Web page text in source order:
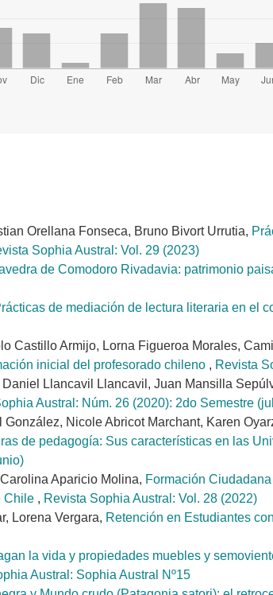
Orellana Fonseca, Bruno Bivort Urrutia,
Sophia Austral: Vol. 29 (2023)
de Comodoro Rivadavia: patrimonio
de mediación de lectura literaria en el
Castillo Armijo, Lorna Figueroa Morales,
inicial del profesorado chileno , Revista
Llancavil Llancavil, Juan Mansilla
Austral: Núm. 26 (2020): 2do Semestre
Nicole Abricot Marchant, Karen
de pedagogía: Sus características en las
Aparicio Molina, Formación
Chile , Revista Sophia Austral: Vol. 28 (2022)
Lorena Vergara, Retención en Estudiantes
la vida y propiedades muebles y
Austral: Sophia Austral Nº15